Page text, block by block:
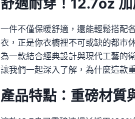
舒適耐穿！12.7oz
一件不僅保暖舒適，還能輕鬆搭配
衣，正是你衣櫥裡不可或缺的都市
為一款結合經典設計與現代工藝的
讓我們一起深入了解，為什麼這款
產品特點：重磅材質